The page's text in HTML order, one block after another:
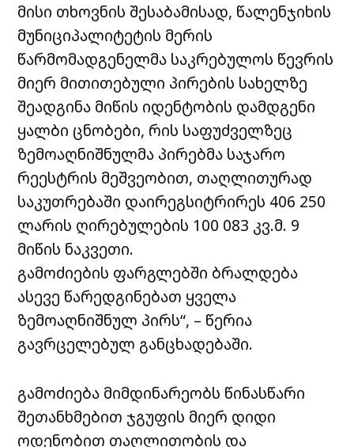
მისი თხოვნის შესაბამისად, წალენჯიხის
მუნიციპალიტეტის მერის
წარმომადგენელმა საკრებულოს წევრის
მიერ მითითებული პირების სახელზე
შეადგინა მიწის იდენტობის დამდგენი
ყალბი ცნობები, რის საფუძველზეც
ზემოაღნიშნულმა პირებმა საჯარო
რეესტრის მეშვეობით, თაღლითურად
საკუთრებაში დაირეგსიტრირეს 406 250
ლარის ღირებულების 100 083 კვ.მ. 9
მიწის ნაკვეთი.
გამოძიების ფარგლებში ბრალდება
ასევე წარედგინებათ ყველა
ზემოაღნიშნულ პირს“, – წერია
გავრცელებულ განცხადებაში.
გამოძიება მიმდინარეობს წინასწარი
შეთანხმებით ჯგუფის მიერ დიდი
ოდენობით თაღლითობის და